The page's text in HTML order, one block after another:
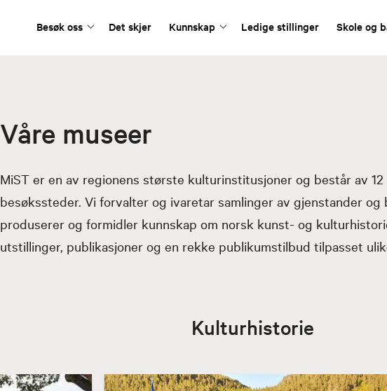
Besøk oss Det skjer Kunnskap Ledige stillinger Skole og
Våre museer
MiST er en av regionens største kulturinstitusjoner og består av 12
besøkssteder. Vi forvalter og ivaretar samlinger av gjenstander og
produserer og formidler kunnskap om norsk kunst- og
utstillinger, publikasjoner og en rekke publikumstilbud tilpasset
Kulturhistorie